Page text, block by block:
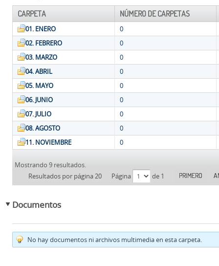
CARPETA NÚMERO DE CARPETAS
01. ENERO
0
02. FEBRERO
0
03. MARZO
0
04. ABRIL
0
05. MAYO
0
06. JUNIO
0
07. JULIO
0
08. AGOSTO
0
11. NOVIEMBRE
0
Mostrando 9 resultados.
Resultados por página 20
Página de 1 PRIMERO
Documentos
No hay documentos ni archivos multimedia en esta carpeta.